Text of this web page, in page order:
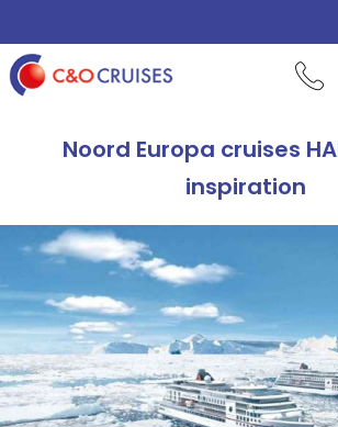
Noord Europa cruises
inspiration